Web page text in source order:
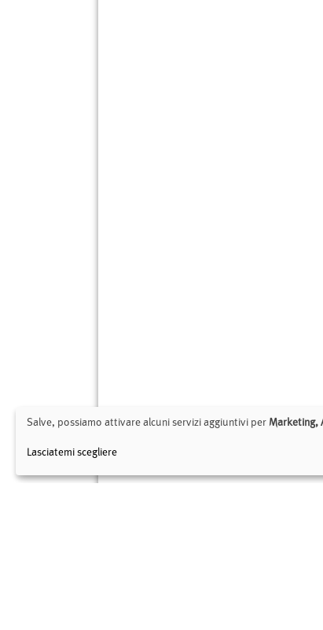
Salve, possiamo attivare alcuni servizi aggiuntivi per Marketing,
Lasciatemi scegliere